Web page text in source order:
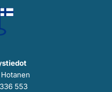
553